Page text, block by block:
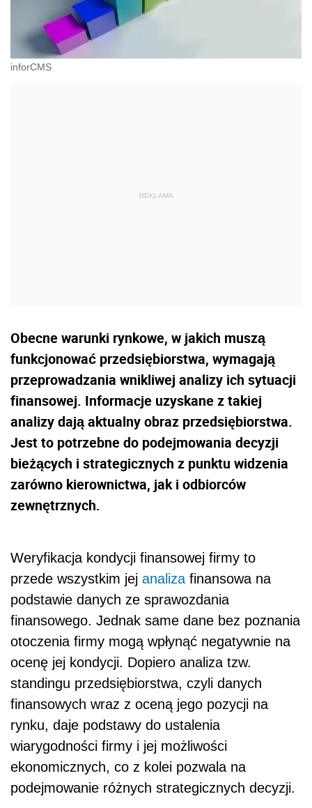
inforCMS
Obecne warunki rynkowe, w jakich muszą
funkcjonować przedsiębiorstwa, wymagają
przeprowadzania wnikliwej analizy ich sytuacji
finansowej. Informacje uzyskane z takiej
analizy dają aktualny obraz przedsiębiorstwa.
Jest to potrzebne do podejmowania decyzji
bieżących i strategicznych z punktu widzenia
zarówno kierownictwa, jak i odbiorców
zewnętrznych.
Weryfikacja kondycji finansowej firmy to
przede wszystkim jej analiza finansowa na
podstawie danych ze sprawozdania
finansowego. Jednak same dane bez poznania
otoczenia firmy mogą wpłynąć negatywnie na
ocenę jej kondycji. Dopiero analiza tzw.
standingu przedsiębiorstwa, czyli danych
finansowych wraz z oceną jego pozycji na
rynku, daje podstawy do ustalenia
wiarygodności firmy i jej możliwości
ekonomicznych, co z kolei pozwala na
podejmowanie różnych strategicznych decyzji.